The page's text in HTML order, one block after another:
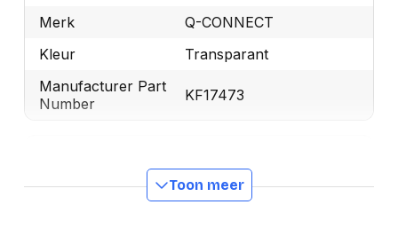
Merk
Q-CONNECT
Kleur
Transparant
Manufacturer Part
Number
KF17473
Lengte
0 mm
Toon meer